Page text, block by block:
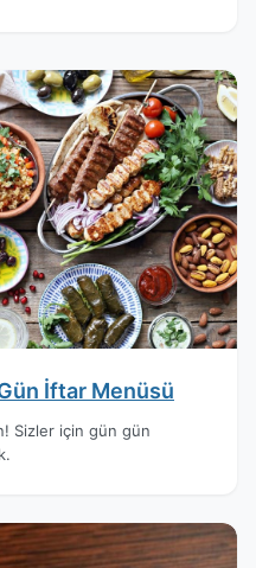
İftar Menüsü
Sizler için gün gün